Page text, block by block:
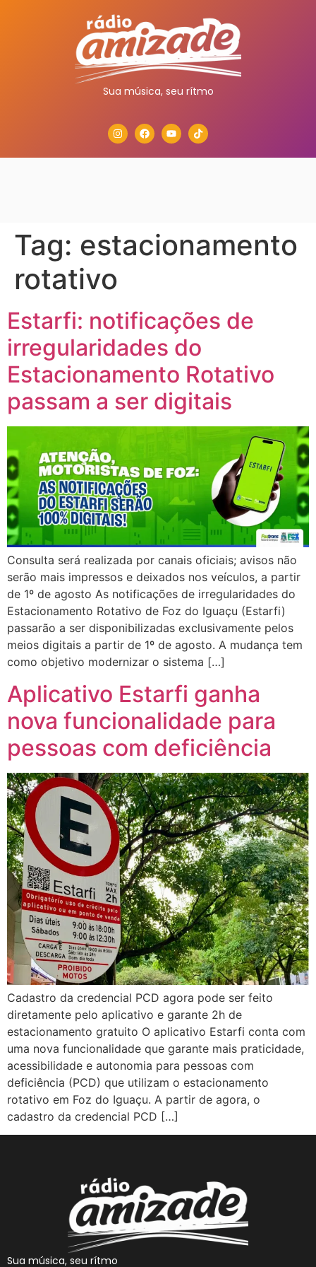
Sua música, seu rítmo
Tag: estacionamento
rotativo
Estarfi: notificações de
irregularidades do
Estacionamento Rotativo
passam a ser digitais
Consulta será realizada por canais oficiais; avisos não
serão mais impressos e deixados nos veículos, a partir
de 1º de agosto As notificações de irregularidades do
Estacionamento Rotativo de Foz do Iguaçu (Estarfi)
passarão a ser disponibilizadas exclusivamente pelos
meios digitais a partir de 1º de agosto. A mudança tem
como objetivo modernizar o sistema […]
Aplicativo Estarfi ganha
nova funcionalidade para
pessoas com deficiência
Cadastro da credencial PCD agora pode ser feito
diretamente pelo aplicativo e garante 2h de
estacionamento gratuito O aplicativo Estarfi conta com
uma nova funcionalidade que garante mais praticidade,
acessibilidade e autonomia para pessoas com
deficiência (PCD) que utilizam o estacionamento
rotativo em Foz do Iguaçu. A partir de agora, o
cadastro da credencial PCD […]
Sua música, seu rítmo